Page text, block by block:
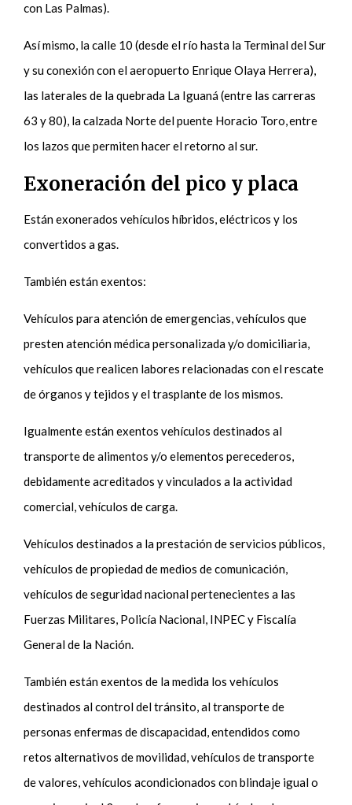
con Las Palmas).
Así mismo, la calle 10 (desde el río hasta la Terminal del Sur
y su conexión con el aeropuerto Enrique Olaya Herrera),
las laterales de la quebrada La Iguaná (entre las carreras
63 y 80), la calzada Norte del puente Horacio Toro, entre
los lazos que permiten hacer el retorno al sur.
Exoneración del pico y placa
Están exonerados vehículos híbridos, eléctricos y los
convertidos a gas.
También están exentos:
Vehículos para atención de emergencias, vehículos que
presten atención médica personalizada y/o domiciliaria,
vehículos que realicen labores relacionadas con el rescate
de órganos y tejidos y el trasplante de los mismos.
Igualmente están exentos vehículos destinados al
transporte de alimentos y/o elementos perecederos,
debidamente acreditados y vinculados a la actividad
comercial, vehículos de carga.
Vehículos destinados a la prestación de servicios públicos,
vehículos de propiedad de medios de comunicación,
vehículos de seguridad nacional pertenecientes a las
Fuerzas Militares, Policía Nacional, INPEC y Fiscalía
General de la Nación.
También están exentos de la medida los vehículos
destinados al control del tránsito, al transporte de
personas enfermas de discapacidad, entendidos como
retos alternativos de movilidad, vehículos de transporte
de valores, vehículos acondicionados con blindaje igual o